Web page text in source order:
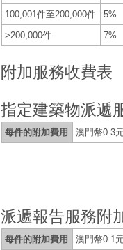
100,001件至200,000件
5%
>200,000件
7%
附加服務收費表
指定建築物派遞
每件的附加費用 澳門幣0.3
派遞報告服務附
每件的附加費用 澳門幣0.1